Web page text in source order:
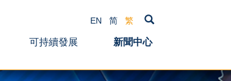
EN 简 繁
可持續發展 新聞中心